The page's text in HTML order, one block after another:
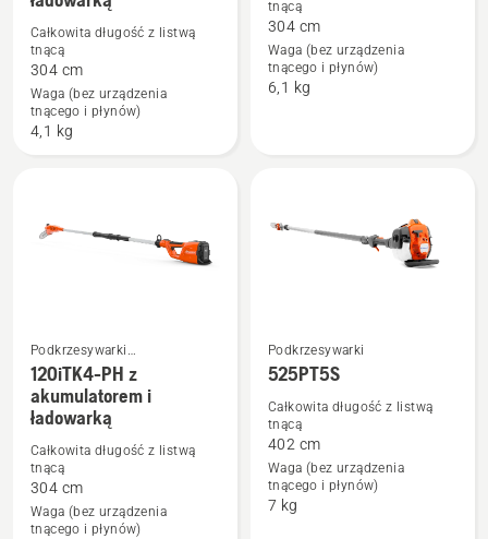
Model
120iTK4-
ładowarką
Całkowita długość z listwą
tnącą
304 cm
Waga (bez urządzenia
tnącego i płynów)
4,1 kg
szczegółów
120iTK4-
PH
tnącą
304 cm
Waga (bez urządzenia
tnącego i płynów)
6,1 kg
Zobacz
więcej
120iTK4-
PH
Podkrzesywarki
akumulatorowe i elektryczne
120iTK4-PH z
akumulatorem i
ładowarką
Całkowita długość z listwą
tnącą
304 cm
Waga (bez urządzenia
tnącego i płynów)
Zobacz
więcej
szczegółów
525PT5S
Podkrzesywarki
525PT5S
Całkowita długość z listwą
tnącą
402 cm
Waga (bez urządzenia
tnącego i płynów)
7 kg